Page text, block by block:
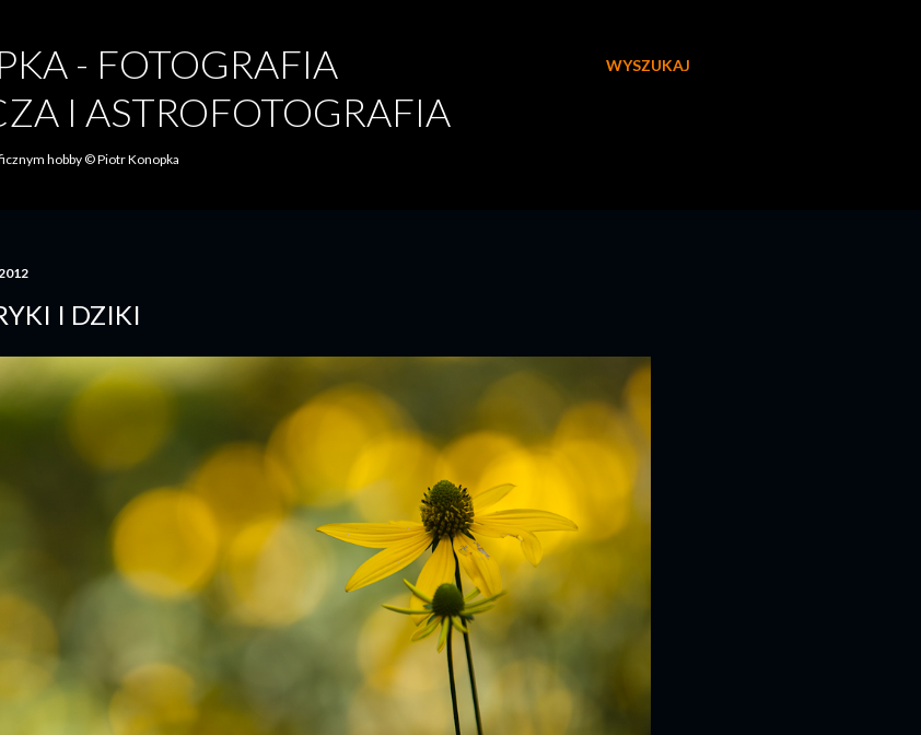
WYSZUKAJ
- FOTOGRAFIA
I ASTROFOTOGRAFIA
hobby © Piotr Konopka
I DZIKI